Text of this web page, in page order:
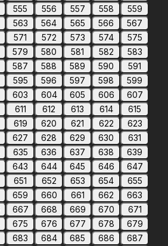
555 556 557 558
559
563 564 565 566
567
571 572 573 574
575
579 580 581 582
583
587 588 589 590
591
595 596 597 598
599
603 604 605 606
607
611 612 613 614
615
619 620 621 622
623
627 628 629 630
631
635 636 637 638
639
643 644 645 646
647
651 652 653 654
655
659 660 661 662
663
667 668 669 670
671
675 676 677 678
679
683 684 685 686
687